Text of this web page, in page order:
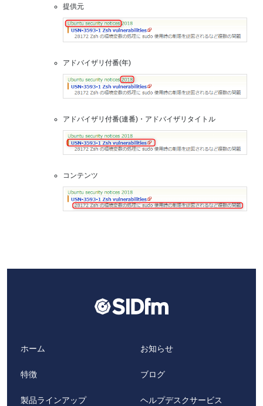
提供元
アドバイザリ付番(年)
アドバイザリ付番(連番)・アドバイザリタイトル
コンテンツ
ホーム
特徴
製品ラインアップ
お知らせ
ブログ
ヘルプデスクサービス